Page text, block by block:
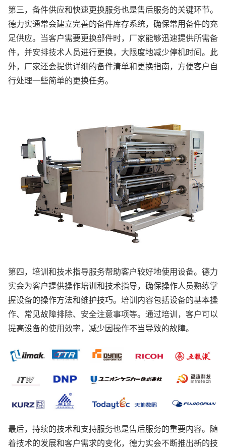
第三，备件供应和快速更换服务也是售后服务的关键环节。
德力实通常会建立完善的备件库存系统，确保常用备件的充
足供应。当客户需要更换部件时，厂家能够迅速提供所需备
件，并安排技术人员进行更换，大限度地减少停机时间。此
外，厂家还会提供详细的备件清单和更换指南，方便客户自
行处理一些简单的更换任务。
第四，培训和技术指导服务帮助客户较好地使用设备。德力
实会为客户提供操作培训和技术指导，确保操作人员熟练掌
握设备的操作方法和维护技巧。培训内容包括设备的基本操
作、常见故障排除、安全注意事项等。通过培训，客户可以
提高设备的使用效率，减少因操作不当导致的故障。
最后，持续的技术和支持服务也是售后服务的重要内容。随
着技术的发展和客户需求的变化，德力实会不断推出新的技